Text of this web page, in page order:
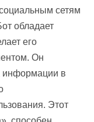
сетям
обладает
его
Он
информации в
Этот